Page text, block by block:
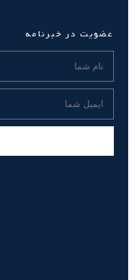
عضویت در خبرنامه